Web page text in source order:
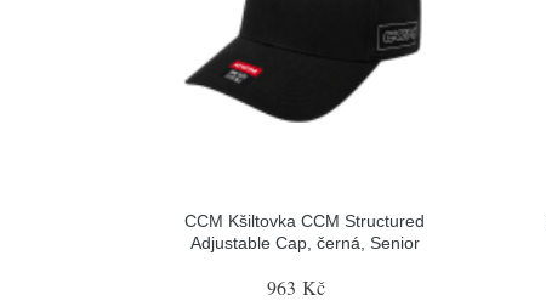
CCM Kšiltovka CCM Structured
Adjustable Cap, černá, Senior
963 Kč